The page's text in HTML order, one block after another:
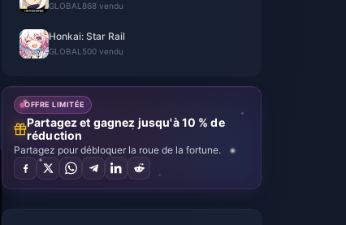
GLOBAL 868 vendu
Honkai: Star Rail
GLOBAL 500 vendu
OFFRE LIMITÉE
Partagez et gagnez jusqu'à 10 % de
réduction
Partagez pour débloquer la roue de la fortune.